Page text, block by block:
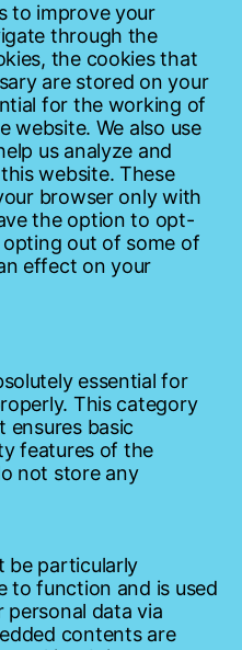
to improve your
through the
the cookies that
are stored on your
for the working of
website. We also use
us analyze and
website. These
browser only with
the option to opt-
out of some of
effect on your
essential for
This category
ensures basic
features of the
not store any
be particularly
to function and is used
personal data via
contents are